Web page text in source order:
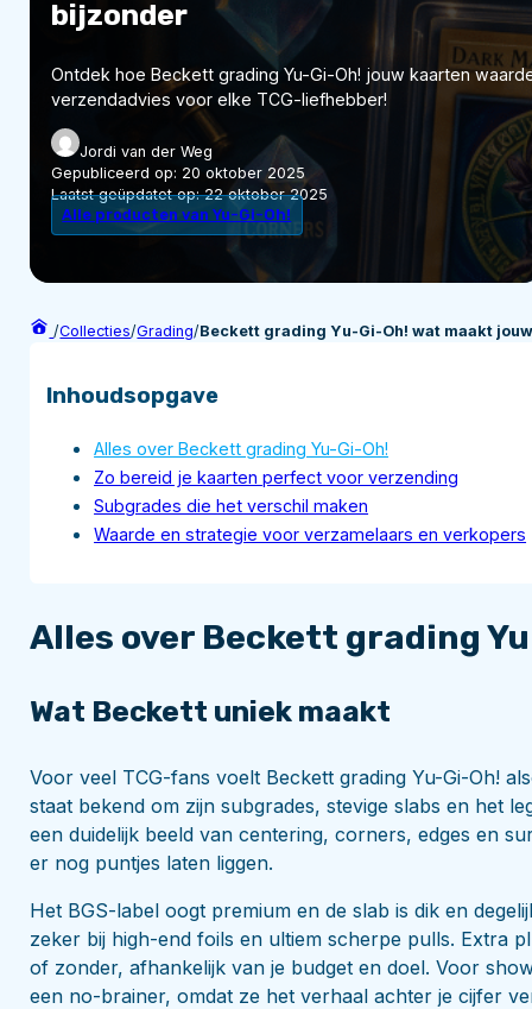
bijzonder
Ontdek hoe Beckett grading Yu-Gi-Oh! jouw kaarten
verzendadvies voor elke TCG-liefhebber!
Jordi van der Weg
Gepubliceerd op: 20 oktober 2025
Laatst geüpdatet op:22 oktober 2025
Alle producten van Yu-Gi-Oh!
/Collecties/Grading/Beckett grading Yu-Gi-Oh! wat maakt
Inhoudsopgave
Alles over Beckett grading Yu-Gi-Oh!
Zo bereid je kaarten perfect voor verzending
Subgrades die het verschil maken
Waarde en strategie voor verzamelaars en verkopers
Alles over Beckett grading
Wat Beckett uniek maakt
Voor veel TCG-fans voelt Beckett grading Yu-Gi-Oh!
staat bekend om zijn subgrades, stevige slabs en het
een duidelijk beeld van centering, corners, edges en
er nog puntjes laten liggen.
Het BGS-label oogt premium en de slab is dik en
zeker bij high-end foils en ultiem scherpe pulls. Extra
of zonder, afhankelijk van je budget en doel. Voor
een no-brainer, omdat ze het verhaal achter je cijfer